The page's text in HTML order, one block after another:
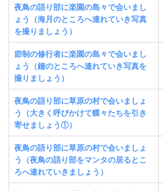
夜鳥の語り部に楽園の島々で会いまし
ょう（海月のところへ連れていき写真
を撮りましょう）
節制の修行者に楽園の島々で会いまし
ょう（鐘のところへ連れていき写真を
撮りましょう）
夜鳥の語り部に草原の村で会いましょ
う（大きく呼びかけて蝶々たちを引き
寄せましょう①）
夜鳥の語り部に草原の村で会いましょ
う（夜鳥の語り部をマンタの居るとこ
ろへ連れていきましょう）